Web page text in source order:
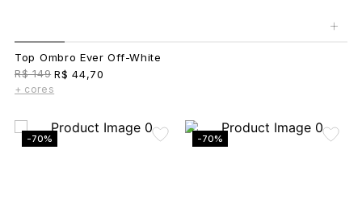
+
Top Ombro Ever Off-White
R$ 149 R$ 44,70
+ cores
-70% -70%